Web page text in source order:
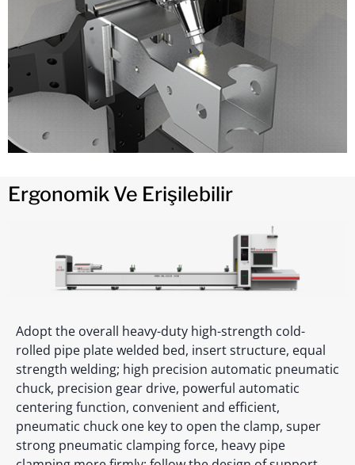
Ergonomik Ve Erişilebilir
Adopt the overall heavy-duty high-strength cold-
rolled pipe plate welded bed, insert structure, equal
strength welding; high precision automatic pneumatic
chuck, precision gear drive, powerful automatic
centering function, convenient and efficient,
pneumatic chuck one key to open the clamp, super
strong pneumatic clamping force, heavy pipe